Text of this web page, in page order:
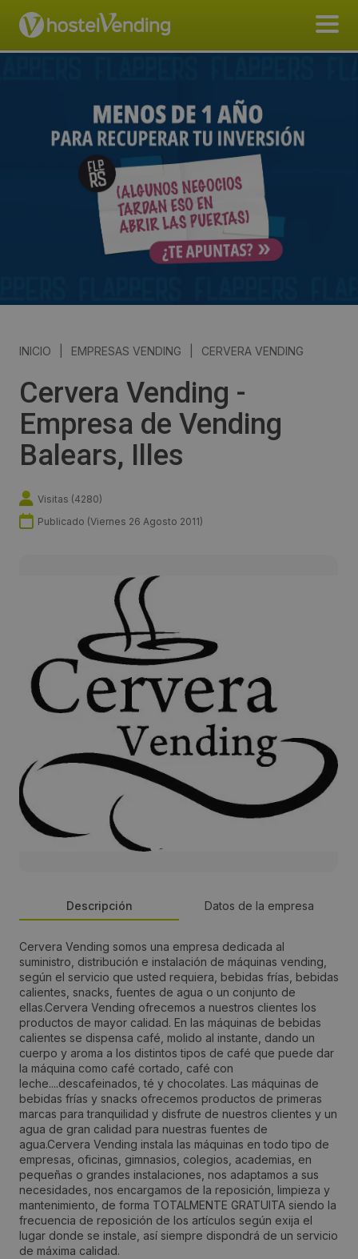
INICIO EMPRESAS VENDING CERVERA VENDING
Cervera Vending -
Empresa de Vending
Balears, Illes
Visitas (4280)
Publicado (Viernes 26 Agosto 2011)
Descripción Datos de la empresa
Cervera Vending somos una empresa dedicada al
suministro, distribución e instalación de máquinas vending,
según el servicio que usted requiera, bebidas frías, bebidas
calientes, snacks, fuentes de agua o un conjunto de
ellas.Cervera Vending ofrecemos a nuestros clientes los
productos de mayor calidad. En las máquinas de bebidas
calientes se dispensa café, molido al instante, dando un
cuerpo y aroma a los distintos tipos de café que puede dar
la máquina como café cortado, café con
leche....descafeinados, té y chocolates. Las máquinas de
bebidas frías y snacks ofrecemos productos de primeras
marcas para tranquilidad y disfrute de nuestros clientes y un
agua de gran calidad para nuestras fuentes de
agua.Cervera Vending instala las máquinas en todo tipo de
empresas, oficinas, gimnasios, colegios, academias, en
pequeñas o grandes instalaciones, nos adaptamos a sus
necesidades, nos encargamos de la reposición, limpieza y
mantenimiento, de forma TOTALMENTE GRATUITA siendo la
frecuencia de reposición de los artículos según exija el
lugar donde se instale, así siempre dispondrá de un servicio
de máxima calidad.
Persona de contacto:
Eulogio Cervera
Dirección:
Calle Teniente Ferra Fiol, 16
Localidad:
Alaior
Código Postal:
07004
Provincia: